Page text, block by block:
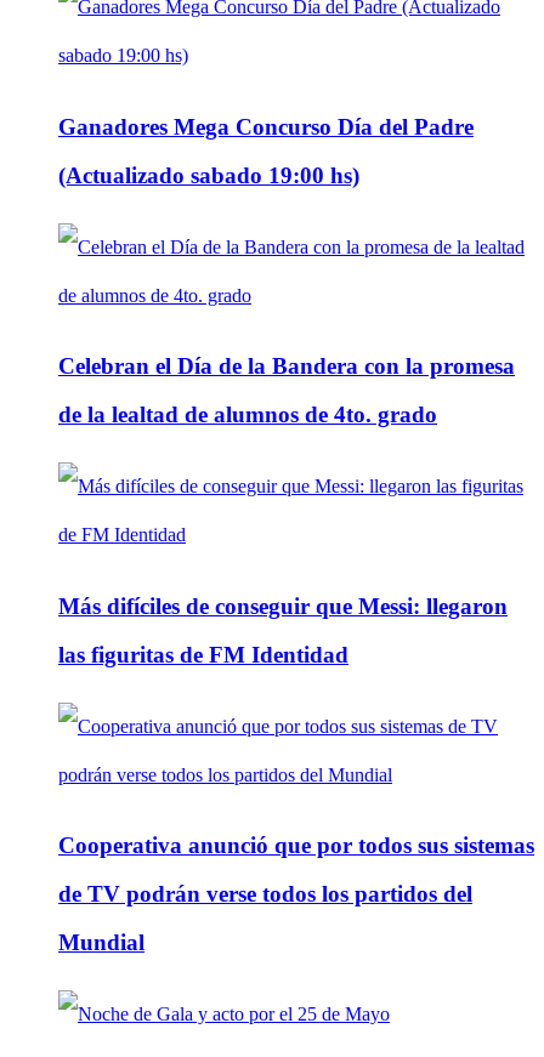
Ganadores Mega Concurso Día del Padre
(Actualizado sabado 19:00 hs)
Celebran el Día de la Bandera con la promesa
de la lealtad de alumnos de 4to. grado
Más difíciles de conseguir que Messi: llegaron
las figuritas de FM Identidad
Cooperativa anunció que por todos sus sistemas
de TV podrán verse todos los partidos del
Mundial